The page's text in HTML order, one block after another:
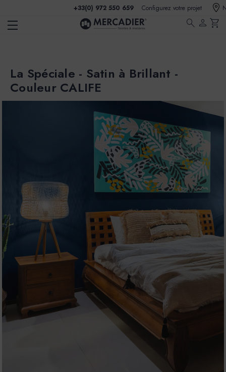
+33(0) 972 550 659 Configurez votre projet
search person shopping_cart
La Spéciale - Satin à Brillant -
Couleur CALIFE